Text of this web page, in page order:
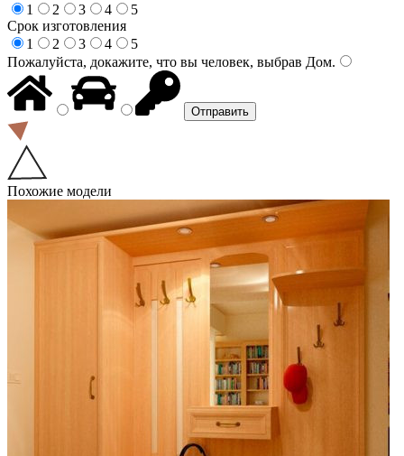
1
2 3 4
5
Срок изготовления
1
2 3 4
5
Пожалуйста, докажите, что вы человек, выбрав Дом.
Похожие модели